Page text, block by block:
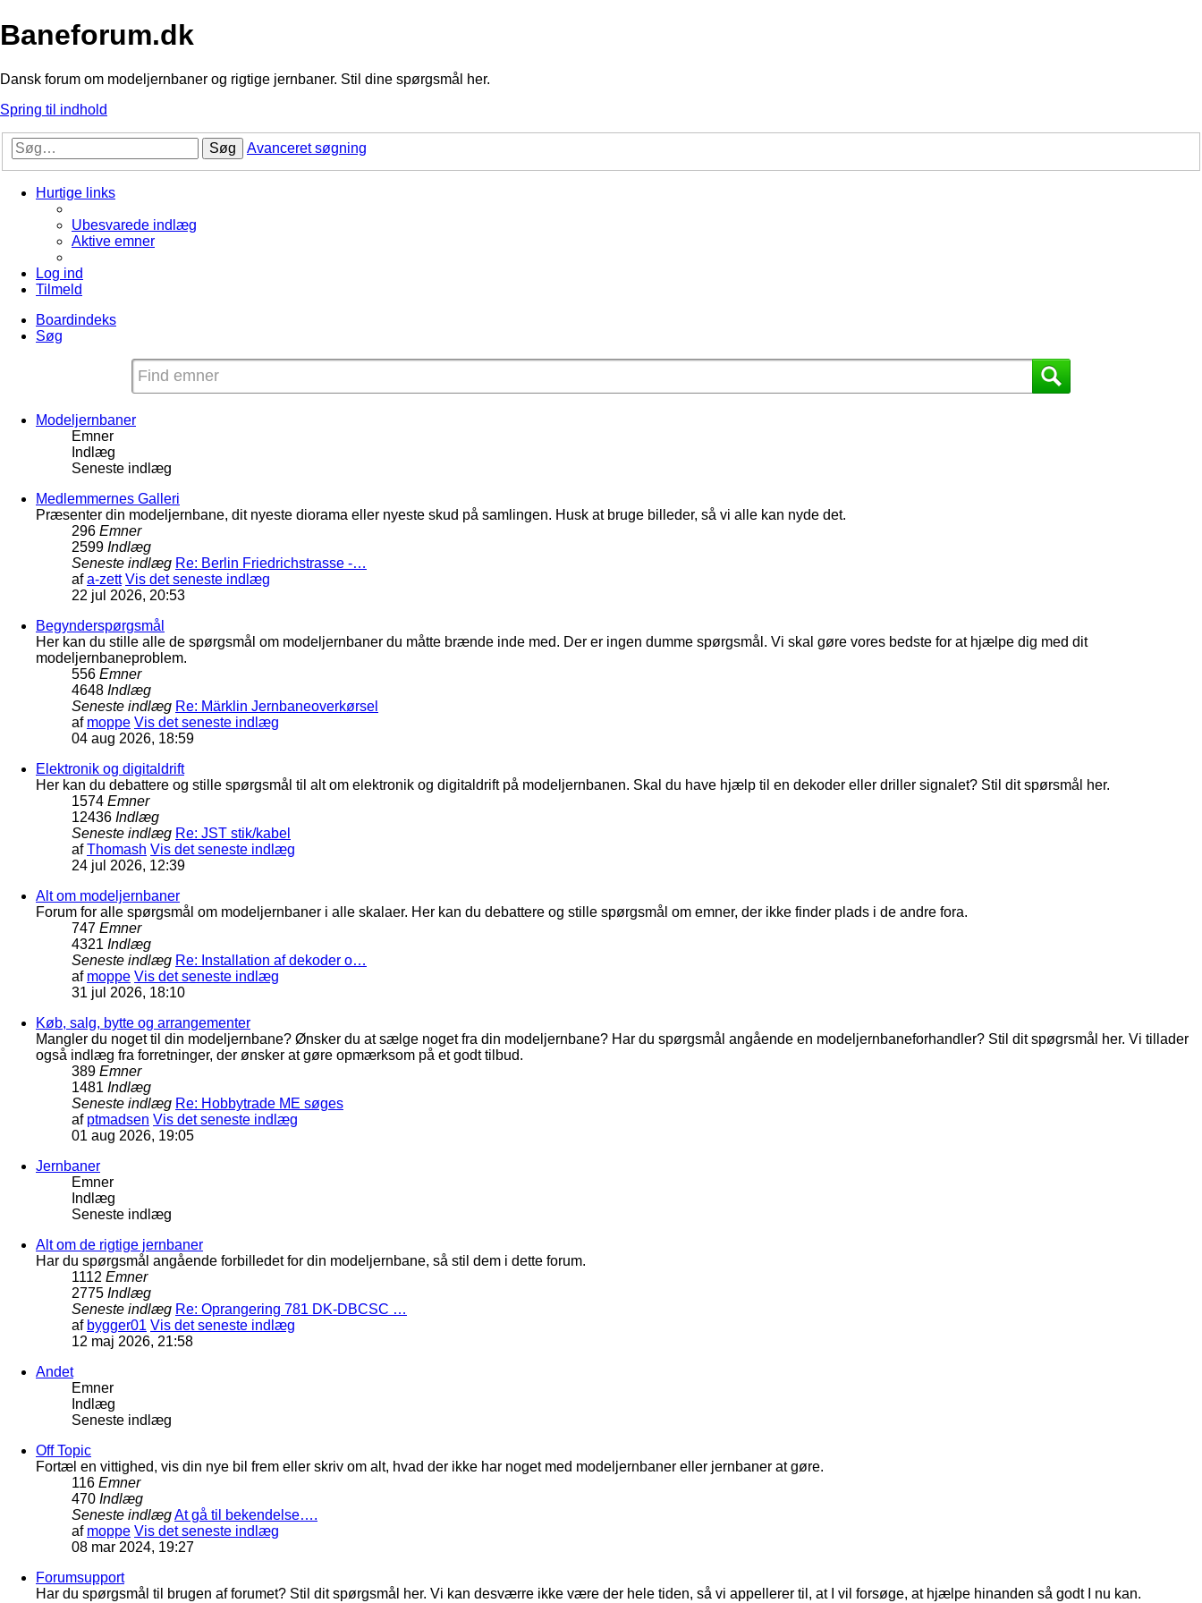
Baneforum.dk
Dansk forum om modeljernbaner og rigtige jernbaner. Stil dine spørgsmål her.
Spring til indhold
Søg Avanceret søgning
Hurtige links
Ubesvarede indlæg
Aktive emner
Log ind
Tilmeld
Boardindeks
Søg
Modeljernbaner
Emner
Indlæg
Seneste indlæg
Medlemmernes Galleri
Præsenter din modeljernbane, dit nyeste diorama eller nyeste skud på samlingen. Husk at bruge billeder, så vi alle kan nyde det.
296 Emner
2599 Indlæg
Seneste indlæg Re: Berlin Friedrichstrasse -…
afa-zett Vis det seneste indlæg
22 jul 2026, 20:53
Begynderspørgsmål
Her kan du stille alle de spørgsmål om modeljernbaner du måtte brænde inde med. Der er ingen dumme spørgsmål. Vi skal gøre vores bedste for at hjælpe dig med dit
modeljernbaneproblem.
556 Emner
4648 Indlæg
Seneste indlæg Re: Märklin Jernbaneoverkørsel
af moppe Vis det seneste indlæg
04 aug 2026, 18:59
Elektronik og digitaldrift
Her kan du debattere og stille spørgsmål til alt om elektronik og digitaldrift på modeljernbanen. Skal du have hjælp til en dekoder eller driller signalet? Stil dit spørsmål her.
1574 Emner
12436 Indlæg
Seneste indlæg Re: JST stik/kabel
afThomash Vis det seneste indlæg
24 jul 2026, 12:39
Alt om modeljernbaner
Forum for alle spørgsmål om modeljernbaner i alle skalaer. Her kan du debattere og stille spørgsmål om emner, der ikke finder plads i de andre fora.
747 Emner
4321 Indlæg
Seneste indlæg Re: Installation af dekoder o…
af moppe Vis det seneste indlæg
31 jul 2026, 18:10
Køb, salg, bytte og arrangementer
Mangler du noget til din modeljernbane? Ønsker du at sælge noget fra din modeljernbane? Har du spørgsmål angående en modeljernbaneforhandler? Stil dit spøgrsmål her. Vi tillader
også indlæg fra forretninger, der ønsker at gøre opmærksom på et godt tilbud.
389 Emner
1481 Indlæg
Seneste indlæg Re: Hobbytrade ME søges
af ptmadsen Vis det seneste indlæg
01 aug 2026, 19:05
Jernbaner
Emner
Indlæg
Seneste indlæg
Alt om de rigtige jernbaner
Har du spørgsmål angående forbilledet for din modeljernbane, så stil dem i dette forum.
1112 Emner
2775 Indlæg
Seneste indlæg Re: Oprangering 781 DK-DBCSC …
af bygger01 Vis det seneste indlæg
12 maj 2026, 21:58
Andet
Emner
Indlæg
Seneste indlæg
Off Topic
Fortæl en vittighed, vis din nye bil frem eller skriv om alt, hvad der ikke har noget med modeljernbaner eller jernbaner at gøre.
116 Emner
470 Indlæg
Seneste indlægAt gå til bekendelse….
af moppe Vis det seneste indlæg
08 mar 2024, 19:27
Forumsupport
Har du spørgsmål til brugen af forumet? Stil dit spørgsmål her. Vi kan desværre ikke være der hele tiden, så vi appellerer til, at I vil forsøge, at hjælpe hinanden så godt I nu kan.